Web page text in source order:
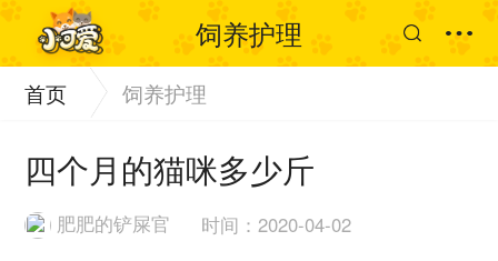
饲养护理
首页 饲养护理
四个月的猫咪多少斤
肥肥的铲屎官 时间：2020-04-02